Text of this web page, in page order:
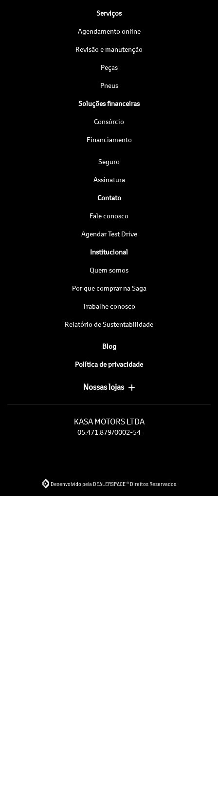
Serviços
Agendamento online
Revisão e manutenção
Peças
Pneus
Soluções financeiras
Consórcio
Financiamento
Seguro
Assinatura
Contato
Fale conosco
Agendar Test Drive
Institucional
Quem somos
Por que comprar na Saga
Trabalhe conosco
Relatório de Sustentabilidade
Blog
Política de privacidade
Nossas lojas
KASA MOTORS LTDA
05.471.879/0002-54
Desenvolvido pela DEALERSPACE ® Direitos Reservados.